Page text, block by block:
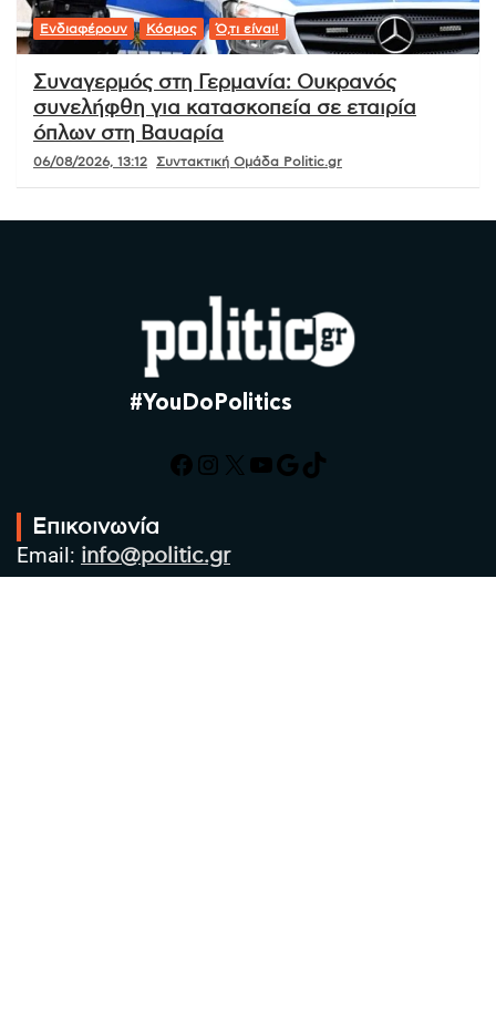
Ενδιαφέρουν Κόσμος Ό,τι είναι!
Συναγερμός στη Γερμανία: Ουκρανός
συνελήφθη για κατασκοπεία σε εταιρία
όπλων στη Βαυαρία
06/08/2026, 13:12 Συντακτική Ομάδα Politic.gr
#YouDoPolitics
Facebook
Instagram
X YouTube
Google
TikTok
Επικοινωνία
Email: info@politic.gr
Τηλ: